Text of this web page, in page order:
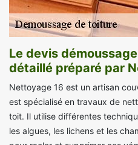
Le devis
détaillé préparé par
Nettoyage 16 est un artisan
est spécialisé en travaux de
toit. Il utilise différentes
les algues, les lichens et les